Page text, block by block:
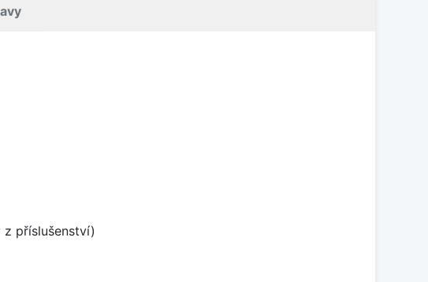
příslušenství)